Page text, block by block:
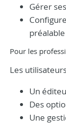
Gérer
préalable
Pour les
Les
Un
Des
Une